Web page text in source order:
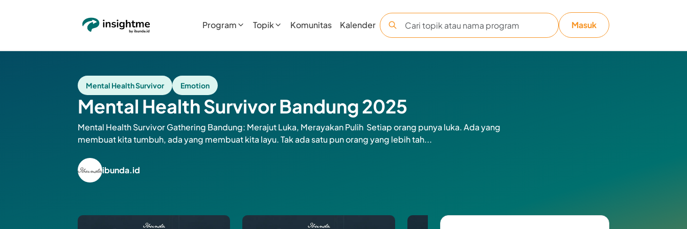
Program Topik Komunitas Kalender Masuk
Mental Health Survivor Emotion
Mental Health Survivor Bandung 2025
Mental Health Survivor Gathering Bandung: Merajut Luka, Merayakan Pulih Setiap orang punya luka. Ada yang
membuat kita tumbuh, ada yang membuat kita layu. Tak ada satu pun orang yang lebih tah...
ibunda.id